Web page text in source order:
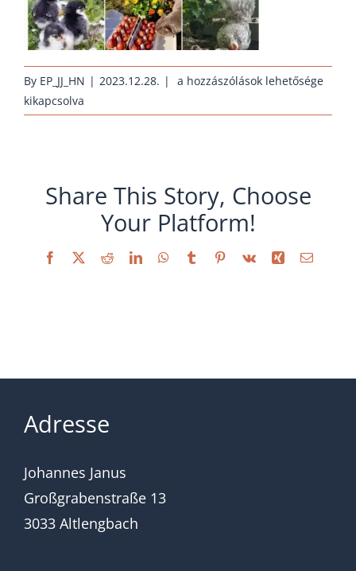
By EP_JJ_HN | 2023.12.28. |
huehnernest-
instagram
a hozzászólások lehetősége
kikapcsolva
Share This Story, Choose
Your Platform!
Facebook
X RedditLinkedInWhatsApp
TumblrPinterest
Vk Xing Email
Adresse
Johannes Janus
Großgrabenstraße 13
3033 Altlengbach